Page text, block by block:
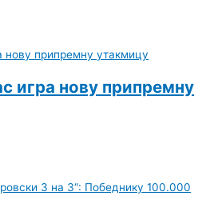
игра нову припремну